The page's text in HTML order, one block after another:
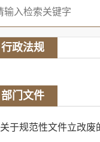
行政法规
部门文件
关于规范性文件立改废